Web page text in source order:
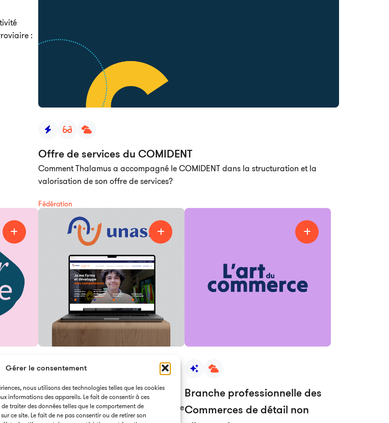
Gérer le consentement
nous utilisons des technologies telles que les cookies
informations des appareils. Le fait de consentir à ces
traiter des données telles que le comportement de
ce site. Le fait de ne pas consentir ou de retirer son
:
Offre de services du COMIDENT
Comment Thalamus a accompagné le COMIDENT dans la structuration et la
valorisation de son offre de services?
Fédération
Faire
360°
de la
Site web UNASS
Plateforme digitale de l'Union Nationale
des Associations de Secouristes et
Branche professionnelle des
Commerces de détail non